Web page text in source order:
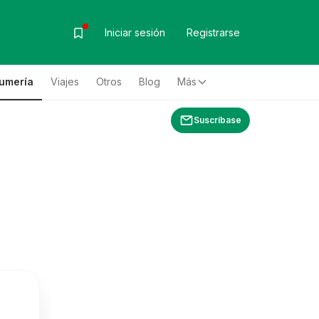
Iniciar sesión Registrarse
Viajes Otros Blog Más
Suscríbase